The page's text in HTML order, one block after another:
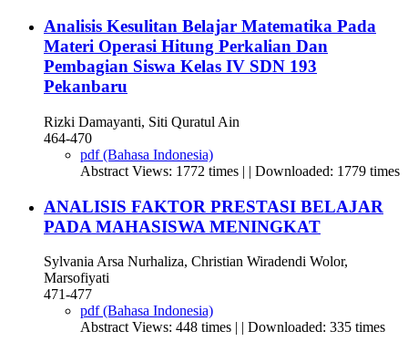
Analisis Kesulitan Belajar Matematika Pada
Materi Operasi Hitung Perkalian Dan
Pembagian Siswa Kelas IV SDN 193
Pekanbaru
Rizki Damayanti, Siti Quratul Ain
464-470
pdf (Bahasa Indonesia)
Abstract Views: 1772 times | | Downloaded: 1779 times
ANALISIS FAKTOR PRESTASI BELAJAR
PADA MAHASISWA MENINGKAT
Sylvania Arsa Nurhaliza, Christian Wiradendi Wolor,
Marsofiyati
471-477
pdf (Bahasa Indonesia)
Abstract Views: 448 times | | Downloaded: 335 times